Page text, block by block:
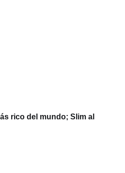
rico del mundo; Slim al